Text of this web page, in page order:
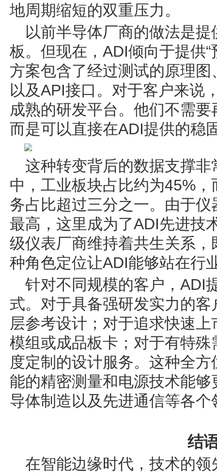
地周期缩短的双重压力。
以前半导体厂商的做法是
板。但现在，ADI倾向于提供
方案包含了经过测试的原理
以及API接口。对于客户来说
成熟的研发平台。他们不需
而是可以直接在ADI提供的稳
这种转变背后的数据支撑
中，工业板块占比约为45%
务占比超过三分之一。由于
最高，这里成为了ADI先进技
级仪表厂商维持着共生关系
种角色定位让ADI能够站在行
针对不同规模的客户，ADI
式。对于具备强研发实力的
层参考设计；对于追求快速
模组或成品板卡；对于有特
度定制的设计服务。这种全
能的精密测量和电源技术能
导体制造以及先进通信等各个
结
在智能边缘时代，技术的